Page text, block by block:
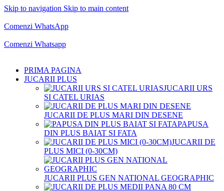
Skip to navigation Skip to main content
Comenzi WhatsApp
Comenzi Whatsapp
PRIMA PAGINA
JUCARII PLUS
JUCARII URS
SI CATEL URIAS
JUCARII DE PLUS MARI DIN DESENE
PAPUSA
DIN PLUS BAIAT SI FATA
JUCARII DE
PLUS MICI (0-30CM)
JUCARII PLUS GEN NATIONAL GEOGRAPHIC